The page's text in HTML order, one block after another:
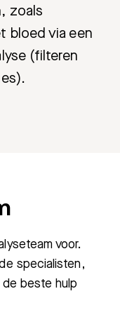
zoals
bloed via een
(filteren
voor.
specialisten,
de beste hulp